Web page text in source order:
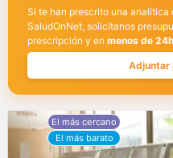
Si te han prescrito una
SaludOnNet, solicítanos
prescripción y en menos de
Adjuntar